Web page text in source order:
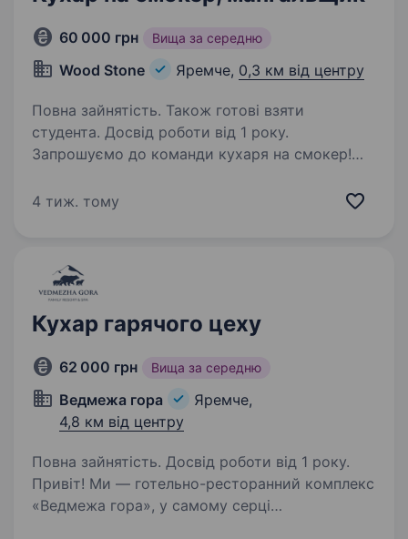
60 000 грн Вища за середню
Wood Stone Яремче, 0,3 км від центру
Повна зайнятість. Також готові взяти
студента. Досвід роботи від 1 року.
Запрошуємо до команди кухаря на смокер!
на гарячому процесі, мангалі або смокері;
відповідальний,…
4 тиж. тому
Кухар гарячого цеху
62 000 грн Вища за середню
Ведмежа гора
Яремче,
4,8 км від центру
Повна зайнятість. Досвід роботи від 1 року.
Привіт! Ми — готельно-ресторанний комплекс
«Ведмежа гора», у самому серці